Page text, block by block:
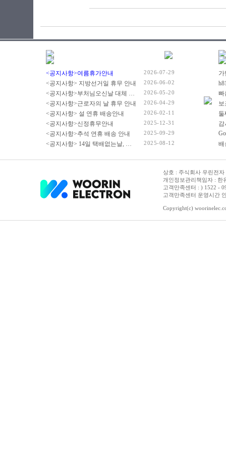
<공지사항>여름휴가안내 2026-07-29
<공지사항> 지방선거일 휴무 안내 2026-06-02
<공지사항>부처님오신날 대체 휴무 안내 2026-05-20
<공지사항>근로자의 날 휴무 안내 2026-04-29
<공지사항> 설 연휴 배송안내 2026-02-11
<공지사항>신정휴무안내 2025-12-31
<공지사항>추석 연휴 배송 안내 2025-09-29
<공지사항> 14일 택배없는날, 광복절 휴무 배송 안내 2025-08-12
빠
감
상호 : 주식회사 우린전
개인정보관리책임자 : 한
고객만족센터 : ) 1522 -
고객만족센터 운영시간
Copyright(c)